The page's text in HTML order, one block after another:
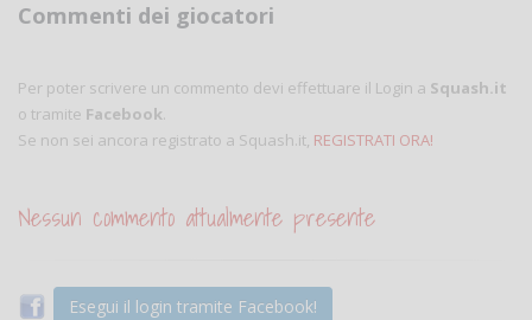
Commenti dei giocatori
Per poter scrivere un commento devi effettuare il Login a Squash.it
o tramite Facebook.
Se non sei ancora registrato a Squash.it, REGISTRATI ORA!
Nessun commento attualmente presente
Esegui il login tramite Facebook!